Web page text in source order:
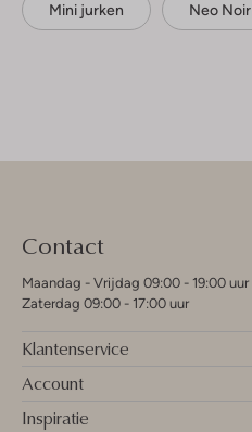
Mini jurken Neo Noir
Contact
Maandag - Vrijdag 09:00 - 19:00 uur
Zaterdag 09:00 - 17:00 uur
Klantenservice
Account
Inspiratie